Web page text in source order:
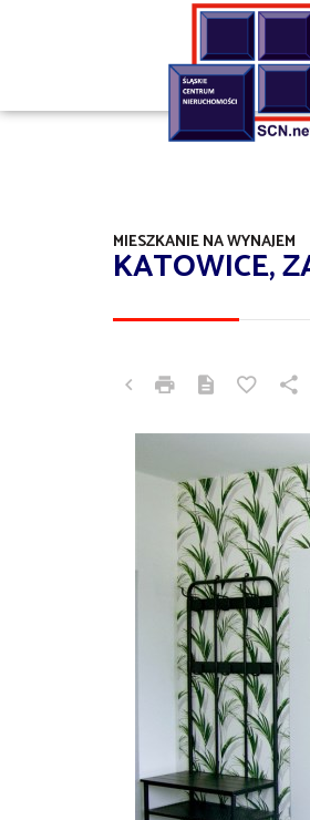
KATOWICE,
MIESZKANIE NA WYNAJEM